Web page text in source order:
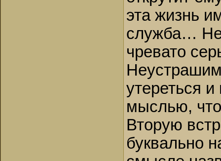
эта жизнь
служба…
чревато
утереться
мыслью,
Вторую
буквально